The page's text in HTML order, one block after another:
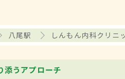
八尾駅 しんもん内科クリニ
添うアプローチ